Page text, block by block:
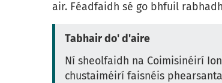
air. Féadfaidh sé go bhfuil
Tabhair do' d'aire
Ní sheolfaidh na Coimisinéirí
chustaiméirí faisnéis